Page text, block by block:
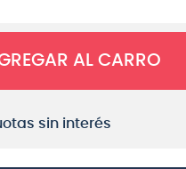
AL CARRO
sin interés